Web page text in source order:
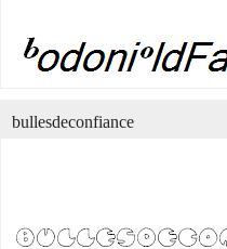
bullesdeconfiance